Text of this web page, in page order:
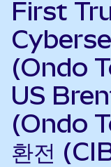
First
(Ondo
US
(Ondo
환전